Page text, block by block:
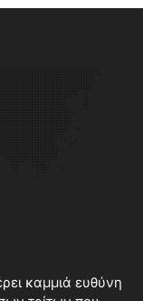
καμμιά ευθύνη